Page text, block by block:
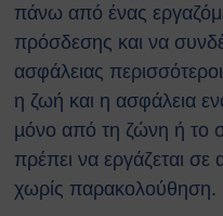
πάνω από ένας
πρόσδεσης και να
ασφάλειας
η ζωή και η ασφάλεια
µόνο από τη ζώνη ή το
πρέπει να εργάζεται
χωρίς παρακολούθηση.